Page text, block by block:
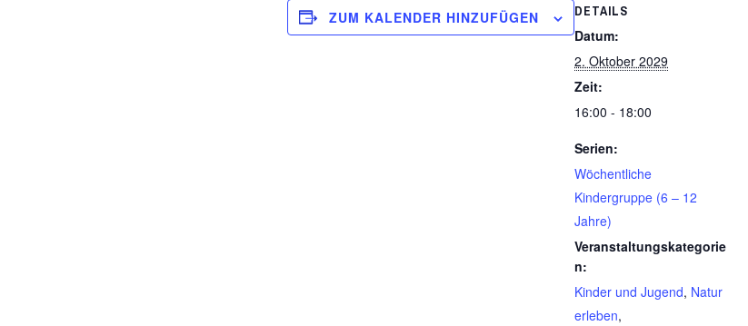
ZUM KALENDER HINZUFÜGEN DETAILS
Datum:
2. Oktober 2029
Zeit:
16:00 - 18:00
Serien:
Wöchentliche
Kindergruppe (6 – 12
Jahre)
Veranstaltungskategorie
n:
Kinder und Jugend, Natur
erleben,